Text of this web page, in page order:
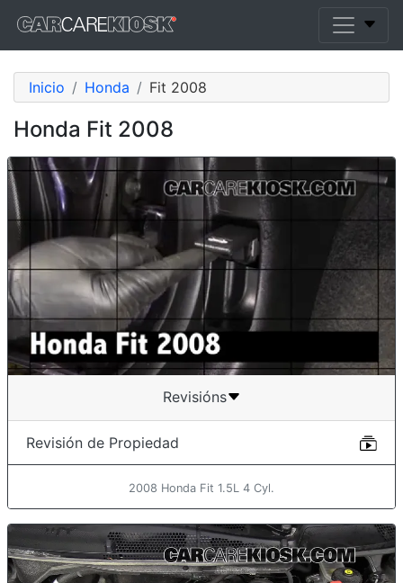
Inicio Honda Fit 2008
Honda Fit 2008
Revisións
Revisión de Propiedad
2008 Honda Fit 1.5L 4 Cyl.